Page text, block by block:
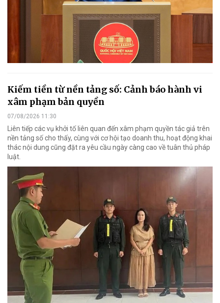
Kiếm tiền từ nền tảng số: Cảnh báo hành vi
xâm phạm bản quyền
07/08/2026 11:30
Liên tiếp các vụ khởi tố liên quan đến xâm phạm quyền tác giả trên
nền tảng số cho thấy, cùng với cơ hội tạo doanh thu, hoạt động khai
thác nội dung cũng đặt ra yêu cầu ngày càng cao về tuân thủ pháp
luật.